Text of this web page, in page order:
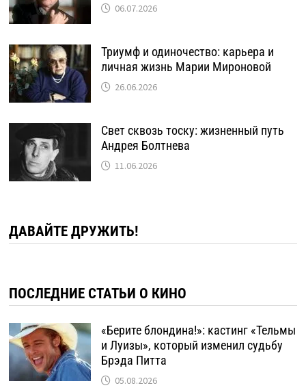
06.07.2026
Триумф и одиночество: карьера и
личная жизнь Марии Мироновой
26.06.2026
Свет сквозь тоску: жизненный путь
Андрея Болтнева
11.06.2026
ДАВАЙТЕ ДРУЖИТЬ!
ПОСЛЕДНИЕ СТАТЬИ О КИНО
«Берите блондина!»: кастинг «Тельмы
и Луизы», который изменил судьбу
Брэда Питта
05.08.2026